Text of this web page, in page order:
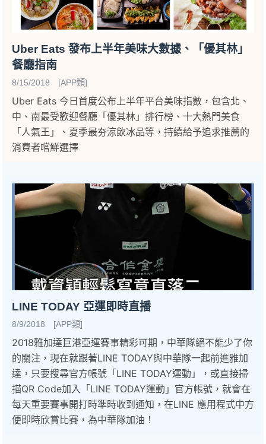
Uber Eats 發布上半年美味大數據、「優其林」
餐廳指南
8/15/2018 [APP類]
Uber Eats 今日首度公布上半年平台美味指數，包含北、
中、南最受歡迎餐廳「優其林」排行榜、十大熱門美食
「人氣王」、夏季最夯涼飲冰品等，持續給予追求推薦的
消費者嚐鮮選擇
LINE TODAY 亞運即時直播
8/9/2018 [APP類]
2018雅加達巨港亞運賽事精彩可期，中華隊絕不能少了你
的關注，現在就跟著LINE TODAY與中華隊一起前進雅加
達，只要搜尋官方帳號「LINE TODAY運動」，或直接掃
描QR Code加入「LINE TODAY運動」官方帳號，就會在
每天重要賽事開打時準時收到通知，在LINE 應用程式中方
便即時欣賞比賽，為中華隊加油！